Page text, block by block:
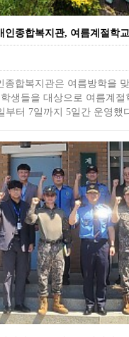
인종합복지관, 여름계절학
종합복지관은 여름방학을
생들을 대상으로 여름계
부터 7일까지 5일간 운영했